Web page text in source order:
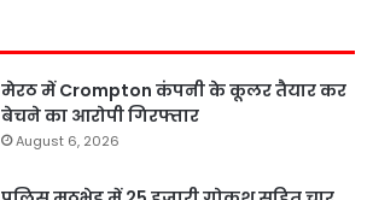
मेरठ में Crompton कंपनी के कूलर तैयार कर
बेचने का आरोपी गिरफ्तार
August 6, 2026